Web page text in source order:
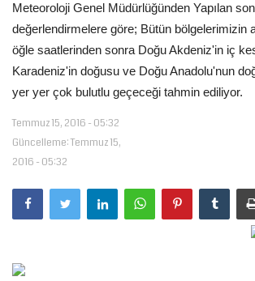
Köşe Yazıları
Eğitim
Magazin
Şanlıurfa
Spor
Tekno Bilim
Meteoroloji Genel Müdürlüğünden Yapılan son
değerlendirmelere göre; Bütün bölgelerimizin
öğle saatlerinden sonra Doğu Akdeniz'in iç
Karadeniz'in doğusu ve Doğu Anadolu'nun
yer yer çok bulutlu geçeceği tahmin ediliyor.
Temmuz 15, 2016 - 05:32
Güncelleme: Temmuz 15,
2016 - 05:32